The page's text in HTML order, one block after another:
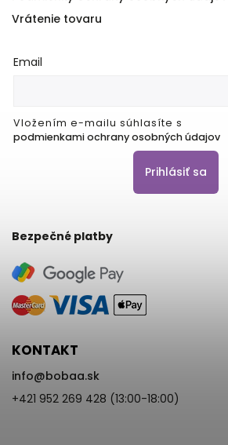
Vrátenie tovaru
Email
Vložením e-mailu súhlasíte s
podmienkami ochrany osobných údajov
Prihlásiť sa
Bezpečné platby
KONTAKT
info@bobaa.sk
+421 952 269 428 (13:00-18:00)